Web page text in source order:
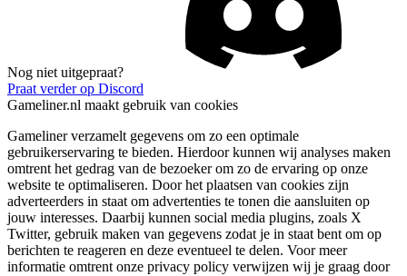
Nog niet uitgepraat?
Praat verder op Discord
Gameliner.nl maakt gebruik van cookies
Gameliner verzamelt gegevens om zo een optimale
gebruikerservaring te bieden. Hierdoor kunnen wij analyses maken
omtrent het gedrag van de bezoeker om zo de ervaring op onze
website te optimaliseren. Door het plaatsen van cookies zijn
adverteerders in staat om advertenties te tonen die aansluiten op
jouw interesses. Daarbij kunnen social media plugins, zoals X
Twitter, gebruik maken van gegevens zodat je in staat bent om op
berichten te reageren en deze eventueel te delen. Voor meer
informatie omtrent onze privacy policy verwijzen wij je graag door